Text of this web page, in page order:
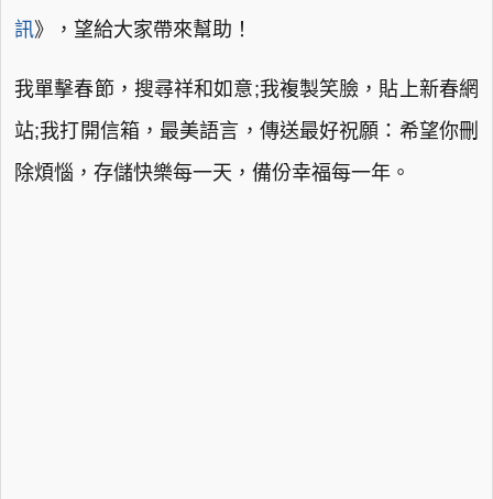
訊》，望給大家帶來幫助！
我單擊春節，搜尋祥和如意;我複製笑臉，貼上新春網
站;我打開信箱，最美語言，傳送最好祝願：希望你刪
除煩惱，存儲快樂每一天，備份幸福每一年。